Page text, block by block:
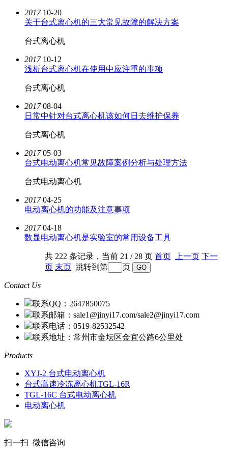
2017 10-20
关于台式离心机的三大常见故障的解决方案
台式离心机
2017 10-12
浅析台式离心机在使用中应注重的事项
台式离心机
2017 08-04
日常中针对台式离心机该如何日去维护保养
台式离心机
2017 05-03
台式电动离心机常见故障案例分析与处理方法
台式电动离心机
2017 04-25
电动离心机的功能及注意事项
2017 04-18
数显电动离心机是实验室的常用设备工具
共 222 条记录，当前 21 / 28 页 首页 上一页 下一
页 末页 跳转到第 页
Contact Us
联系QQ：2647850075
联系邮箱：sale1@jinyi17.com/sale2@jinyi17.com
联系电话：0519-82532542
联系地址：常州市金坛区金宜公路6公里处
Products
XYJ-2 台式电动离心机
台式高速冷冻离心机TGL-16R
TGL-16C 台式电动离心机
电动离心机
扫一扫 微信咨询